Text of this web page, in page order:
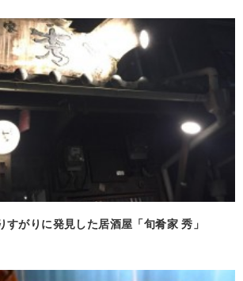
すがりに発見した居酒屋「旬肴家 秀」